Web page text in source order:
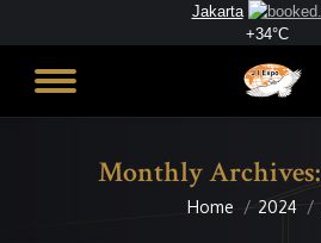
Jakarta
+34°C
Monthly Archives:
You are here:
Home 2024